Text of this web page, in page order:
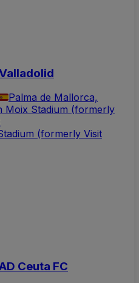
Palma de Mallorca,
Moix Stadium (formerly
(formerly Visit
Ceuta FC